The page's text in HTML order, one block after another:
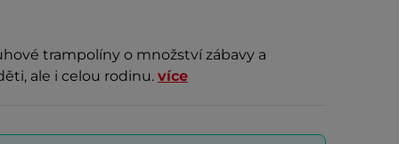
trampolíny o množství zábavy a
ale i celou rodinu. více